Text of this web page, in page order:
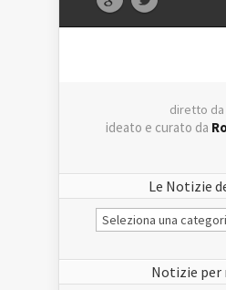
diretto da
ideato e curato da
Le Notizie
Le
Notizie
Notizie per